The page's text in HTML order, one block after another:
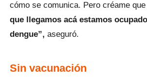
cómo se comunica. Pero créame que
que llegamos acá estamos
dengue”, aseguró.
Sin vacunación